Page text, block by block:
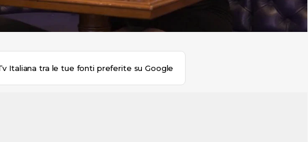
Italiana tra le tue fonti preferite su Google